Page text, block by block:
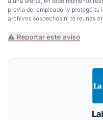
previa del empleador y protegé tu
archivos sospechos ni te reunas
⚠️ Reportar este aviso